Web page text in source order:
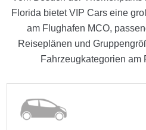
Florida bietet VIP Cars eine
am Flughafen MCO,
Reiseplänen und
Fahrzeugkategorien am